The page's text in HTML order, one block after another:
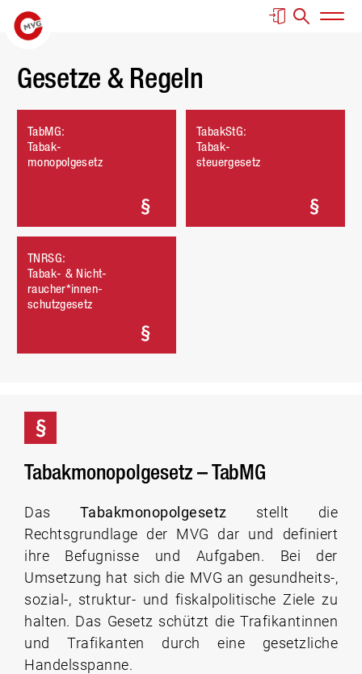
Springe zur Navigation
Springe zur Suche
Springe zum Inhalt
Springe zum Fußbereich
Gesetze & Regeln
TabMG:
Tabak-
monopolgesetz
TabakStG:
Tabak-
steuergesetz
TNRSG:
Tabak- & Nicht-
raucher*innen-
schutzgesetz
Tabakmonopolgesetz – TabMG
Das Tabakmonopolgesetz stellt die
Rechtsgrundlage der MVG dar und definiert
ihre Befugnisse und Aufgaben. Bei der
Umsetzung hat sich die MVG an gesundheits-,
sozial-, struktur- und fiskalpolitische Ziele zu
halten. Das Gesetz schützt die Trafikantinnen
und Trafikanten durch eine gesetzliche
Handelsspanne.